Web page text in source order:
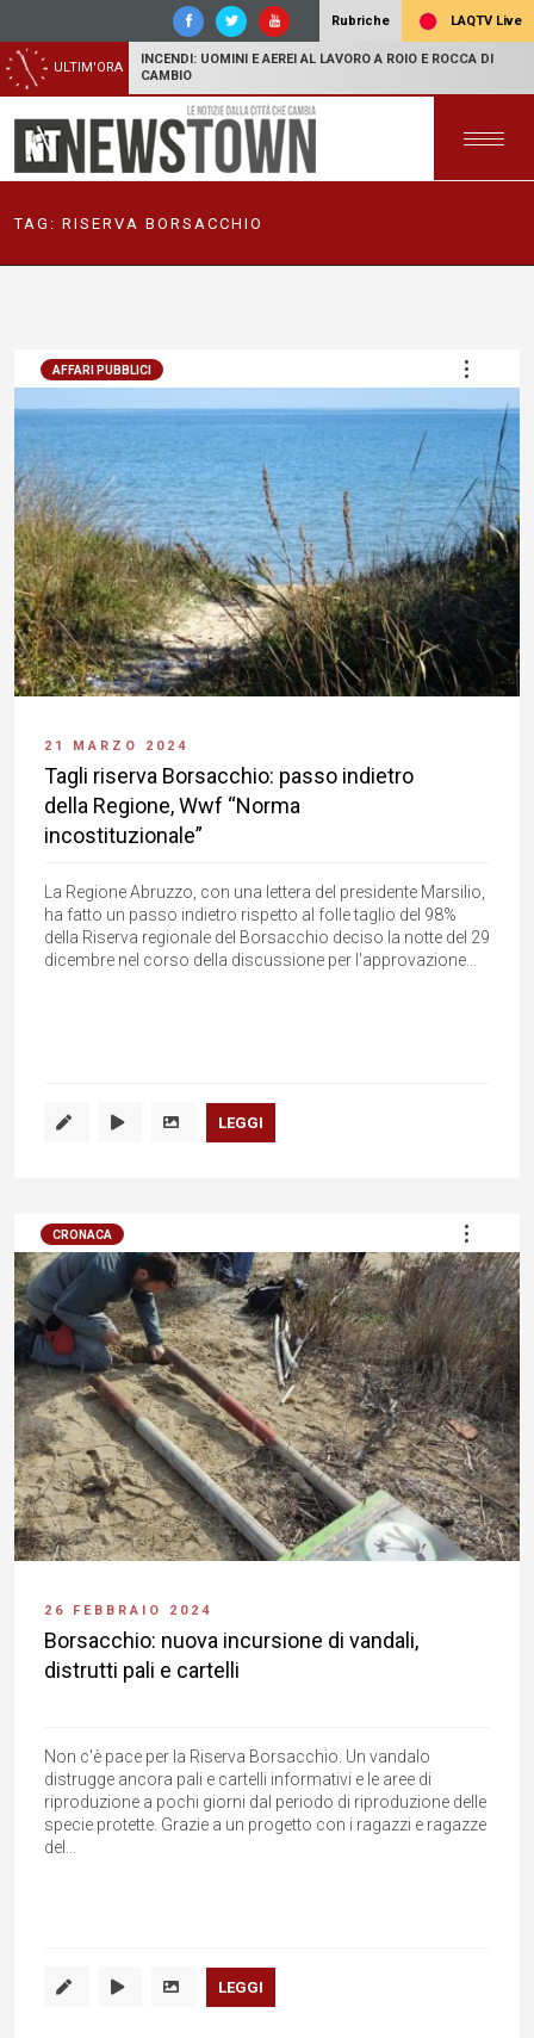
Rubriche LAQTV Live
ULTIM'ORA
INCENDI: UOMINI E AEREI AL LAVORO A ROIO E ROCCA DI
CAMBIO
TAG: RISERVA BORSACCHIO
AFFARI PUBBLICI
21 MARZO 2024
Tagli riserva Borsacchio: passo indietro
della Regione, Wwf “Norma
incostituzionale”
La Regione Abruzzo, con una lettera del presidente Marsilio,
ha fatto un passo indietro rispetto al folle taglio del 98%
della Riserva regionale del Borsacchio deciso la notte del 29
dicembre nel corso della discussione per l'approvazione...
LEGGI
CRONACA
26 FEBBRAIO 2024
Borsacchio: nuova incursione di vandali,
distrutti pali e cartelli
Non c'è pace per la Riserva Borsacchio. Un vandalo
distrugge ancora pali e cartelli informativi e le aree di
riproduzione a pochi giorni dal periodo di riproduzione delle
specie protette. Grazie a un progetto con i ragazzi e ragazze
del...
LEGGI